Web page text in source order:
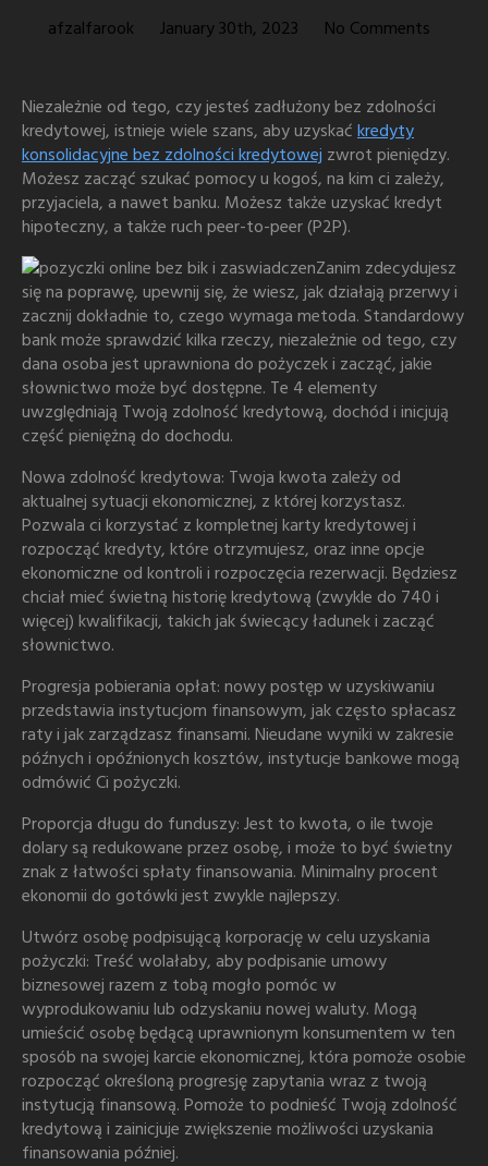
afzalfarook January 30th, 2023 No Comments
Niezależnie od tego, czy jesteś zadłużony bez zdolności
kredytowej, istnieje wiele szans, aby uzyskać kredyty
konsolidacyjne bez zdolności kredytowej zwrot pieniędzy.
Możesz zacząć szukać pomocy u kogoś, na kim ci zależy,
przyjaciela, a nawet banku. Możesz także uzyskać kredyt
hipoteczny, a także ruch peer-to-peer (P2P).
Zanim zdecydujesz
się na poprawę, upewnij się, że wiesz, jak działają przerwy i
zacznij dokładnie to, czego wymaga metoda. Standardowy
bank może sprawdzić kilka rzeczy, niezależnie od tego, czy
dana osoba jest uprawniona do pożyczek i zacząć, jakie
słownictwo może być dostępne. Te 4 elementy
uwzględniają Twoją zdolność kredytową, dochód i inicjują
część pieniężną do dochodu.
Nowa zdolność kredytowa: Twoja kwota zależy od
aktualnej sytuacji ekonomicznej, z której korzystasz.
Pozwala ci korzystać z kompletnej karty kredytowej i
rozpocząć kredyty, które otrzymujesz, oraz inne opcje
ekonomiczne od kontroli i rozpoczęcia rezerwacji. Będziesz
chciał mieć świetną historię kredytową (zwykle do 740 i
więcej) kwalifikacji, takich jak świecący ładunek i zacząć
słownictwo.
Progresja pobierania opłat: nowy postęp w uzyskiwaniu
przedstawia instytucjom finansowym, jak często spłacasz
raty i jak zarządzasz finansami. Nieudane wyniki w zakresie
późnych i opóźnionych kosztów, instytucje bankowe mogą
odmówić Ci pożyczki.
Proporcja długu do funduszy: Jest to kwota, o ile twoje
dolary są redukowane przez osobę, i może to być świetny
znak z łatwości spłaty finansowania. Minimalny procent
ekonomii do gotówki jest zwykle najlepszy.
Utwórz osobę podpisującą korporację w celu uzyskania
pożyczki: Treść wolałaby, aby podpisanie umowy
biznesowej razem z tobą mogło pomóc w
wyprodukowaniu lub odzyskaniu nowej waluty. Mogą
umieścić osobę będącą uprawnionym konsumentem w ten
sposób na swojej karcie ekonomicznej, która pomoże osobie
rozpocząć określoną progresję zapytania wraz z twoją
instytucją finansową. Pomoże to podnieść Twoją zdolność
kredytową i zainicjuje zwiększenie możliwości uzyskania
finansowania później.